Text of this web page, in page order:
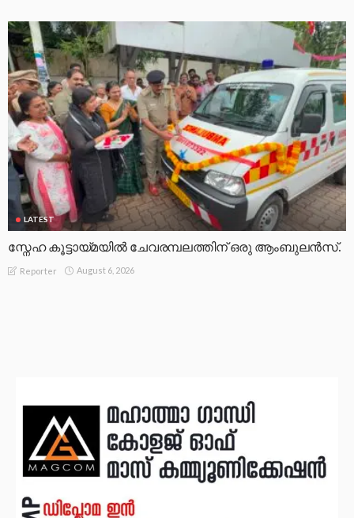
LATEST
സ്നേഹ കൂട്ടായ്മയിൽ ചേവരമ്പലത്തിന് ഒരു ആംബുലൻസ്.
Reporter August 6, 2026